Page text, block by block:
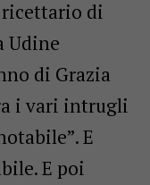
ricettario di
Udine
di Grazia
i vari intrugli
E
E poi